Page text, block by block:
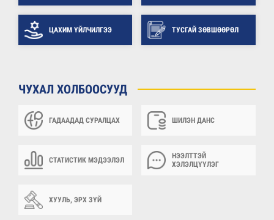
ЦАХИМ ҮЙЛЧИЛГЭЭ ТУСГАЙ ЗӨВШӨӨРӨЛ
ЧУХАЛ ХОЛБООСУУД
ГАДААДАД СУРАЛЦАХ ШИЛЭН ДАНС
СТАТИСТИК МЭДЭЭЛЭЛ
НЭЭЛТТЭЙ
ХЭЛЭЛЦҮҮЛЭГ
ХУУЛЬ, ЭРХ ЗҮЙ